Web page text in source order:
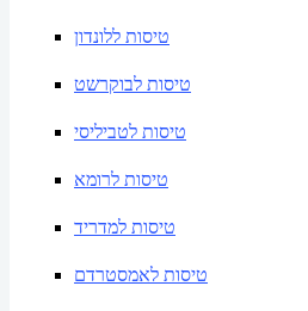
טיסות ללונדון
טיסות לבוקרשט
טיסות לטביליסי
טיסות לרומא
טיסות למדריד
טיסות לאמסטרדם